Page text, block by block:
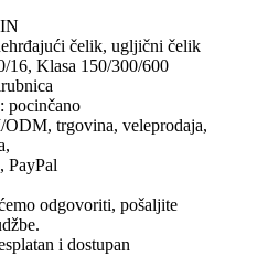
čelik, ugljični čelik
16, Klasa 150/300/600
pocinčano
trgovina, veleprodaja,
PayPal
odgovoriti, pošaljite
i dostupan